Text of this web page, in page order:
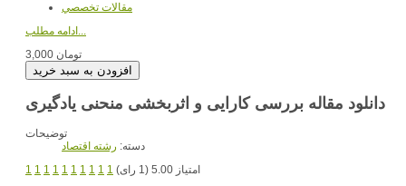
مقالات تخصصي
ادامه مطلب...
3,000 تومان
دانلود مقاله بررسی کارایی و اثربخشی منحنی یادگیری
توضیحات
دسته: رشته اقتصاد
1 1 1 1 1 1 1 1 1 1
امتیاز 5.00 (1 رای)